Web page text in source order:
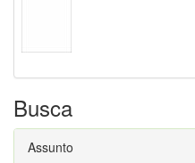
Busca
Assunto